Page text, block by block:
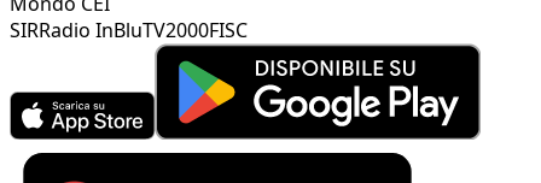
SIRRadio InBluTV2000FISC